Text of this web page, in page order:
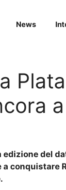
News
del
conquistare